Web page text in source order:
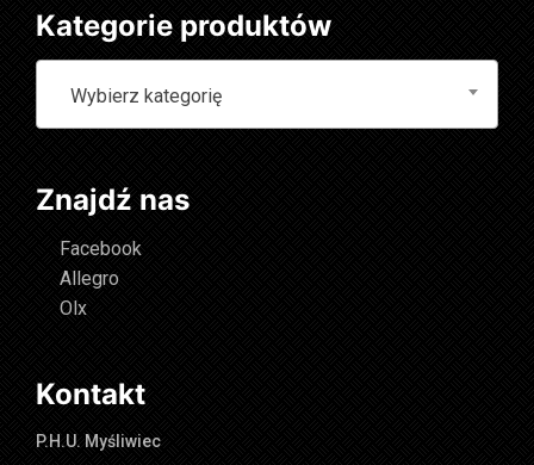
Kategorie produktów
Wybierz kategorię
Znajdź nas
Facebook
Allegro
Olx
Kontakt
P.H.U. Myśliwiec